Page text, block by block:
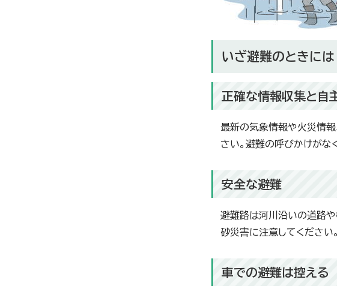
いざ避難のときには
正確な情報収集と自
最新の気象情報や火災情報
さい。避難の呼びかけがな
安全な避難
避難路は河川沿いの道路や
砂災害に注意してください。
車での避難は控える